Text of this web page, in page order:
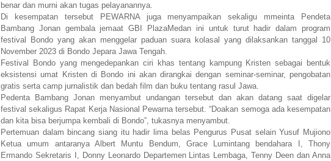
benar dan murni akan tugas pelayanannya.
Di kesempatan tersebut PEWARNA juga menyampaikan sekaligu mmeinta Pendeta
Bambang Jonan gembala jemaat GBI PlazaMedan ini untuk turut hadir dalam program
festival Bondo yang akan menggelar paduan suara kolasal yang dilaksankan tanggal 10
November 2023 di Bondo Jepara Jawa Tengah.
Festival Bondo yang mengedepankan ciri khas tentang kampung Kristen sebagai bentuk
eksistensi umat Kristen di Bondo ini akan dirangkai dengan seminar-seminar, pengobatan
gratis serta camp jurnalistik dan bedah film dan buku tentang rasul Jawa.
Pedenta Bambang Jonan menyambut undangan tersebut dan akan datang saat digelar
festival sekaligus Rapat Kerja Nasional Pewarna tersebut. “Doakan semoga ada kesempatan
dan kita bisa berjumpa kembali di Bondo”, tukasnya menyambut.
Pertemuan dalam bincang siang itu hadir lima belas Pengurus Pusat selain Yusuf Mujiono
Ketua umum antaranya Albert Muntu Bendum, Grace Lumintang bendahara I, Thony
Ermando Sekretaris I, Donny Leonardo Departemen Lintas Lembaga, Tenny Deen dan Anna